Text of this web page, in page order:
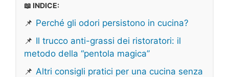
📖 INDICE:
📌 Perché gli odori persistono in cucina?
📌 Il trucco anti-grassi dei ristoratori: il
metodo della “pentola magica”
📌 Altri consigli pratici per una cucina senza